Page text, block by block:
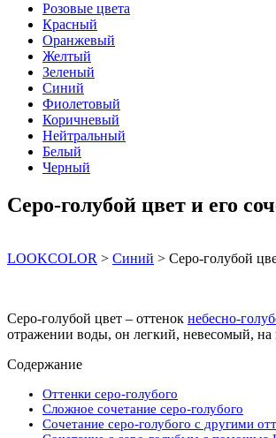
Розовые цвета
Красный
Оранжевый
Желтый
Зеленый
Синий
Фиолетовый
Коричневый
Нейтральный
Белый
Черный
Серо-голубой цвет и его
LOOKCOLOR > Синий > Серо-голубой
Серо-голубой цвет – оттенок небесно-
отражении воды, он легкий, невесомый, на
Содержание
Оттенки серо-голубого
Сложное сочетание серо-голубого
Сочетание серо-голубого с другими